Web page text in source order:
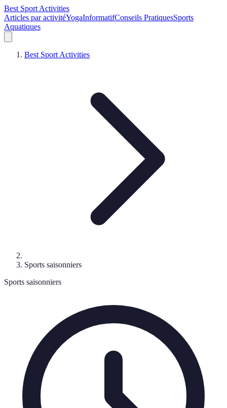
Best Sport Activities
Articles par activitéYogaInformatifConseils PratiquesSports
Aquatiques
Best Sport Activities
Sports saisonniers
Sports saisonniers